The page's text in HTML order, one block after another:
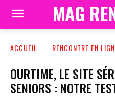
MAG
ACCUEIL RENCONTRE EN
OURTIME, LE SITE
SENIORS : NOTRE